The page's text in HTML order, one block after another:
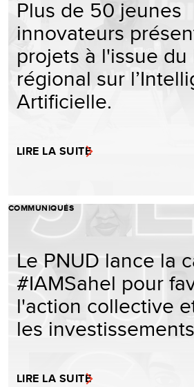
Plus de 50 jeunes
innovateurs
projets à l'issue
régional sur
Artificielle.
LIRE LA SUITE
COMMUNIQUÉS
Le PNUD lance la
#IAMSahel pour
l'action collective
les
LIRE LA SUITE